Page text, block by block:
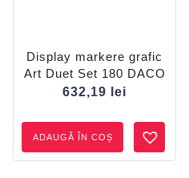
Display markere grafic
Art Duet Set 180 DACO
632,19
lei
ADAUGĂ ÎN COȘ